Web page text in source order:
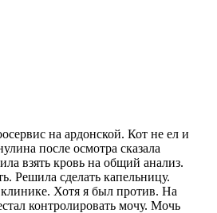
на ардонской. Кот не ел и
после осмотра сказала
взять кровь на общий анализ.
Решила сделать капельницу.
клинике. Хотя я был против. На
контролировать мочу. Мочь